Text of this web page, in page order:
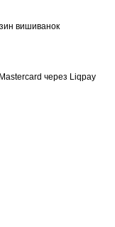
вишиванок